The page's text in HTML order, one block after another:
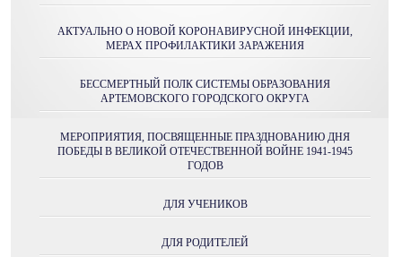
АКТУАЛЬНО О НОВОЙ КОРОНАВИРУСНОЙ ИНФЕКЦИИ,
МЕРАХ ПРОФИЛАКТИКИ ЗАРАЖЕНИЯ
БЕССМЕРТНЫЙ ПОЛК СИСТЕМЫ ОБРАЗОВАНИЯ
АРТЕМОВСКОГО ГОРОДСКОГО ОКРУГА
МЕРОПРИЯТИЯ, ПОСВЯЩЕННЫЕ ПРАЗДНОВАНИЮ ДНЯ
ПОБЕДЫ В ВЕЛИКОЙ ОТЕЧЕСТВЕННОЙ ВОЙНЕ 1941-1945
ГОДОВ
ДЛЯ УЧЕНИКОВ
ДЛЯ РОДИТЕЛЕЙ